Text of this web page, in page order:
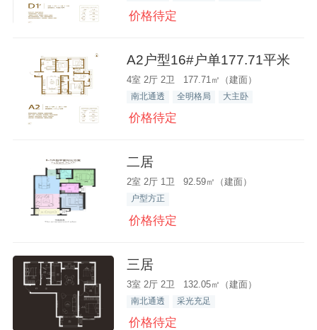
价格待定
A2户型16#户单177.71平米
4室 2厅 2卫 177.71㎡（建面）
南北通透 全明格局 大主卧
价格待定
二居
2室 2厅 1卫 92.59㎡（建面）
户型方正
价格待定
三居
3室 2厅 2卫 132.05㎡（建面）
南北通透 采光充足
价格待定